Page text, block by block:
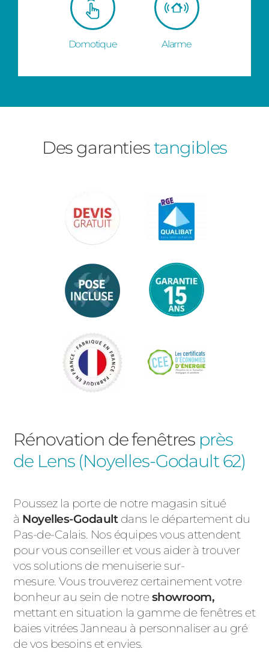
Domotique Alarme
Des garantiestangibles
Rénovation de fenêtres près
de Lens (Noyelles-Godault 62)
Poussez la porte de notre magasin situé
à Noyelles-Godaultdans le département du
Pas-de-Calais. Nos équipes vous attendent
pour vous conseiller et vous aider à trouver
vos solutions de menuiserie sur-
mesure. Vous trouverez certainement votre
bonheur au sein de notreshowroom,
mettant en situation la gamme de fenêtres et
baies vitrées Janneau à personnaliser au gré
de vos besoins et envies.